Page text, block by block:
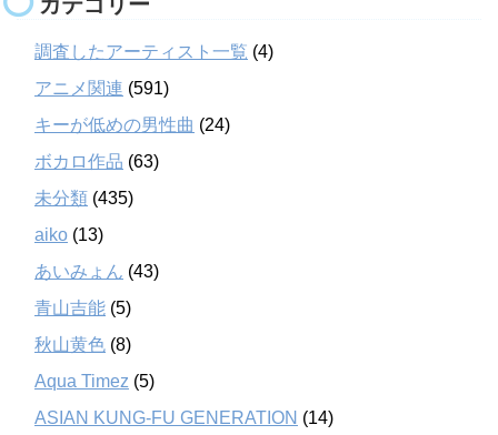
調査したアーティスト一覧 (4)
アニメ関連 (591)
キーが低めの男性曲 (24)
ボカロ作品 (63)
未分類 (435)
aiko (13)
あいみょん (43)
青山吉能 (5)
秋山黄色 (8)
Aqua Timez (5)
ASIAN KUNG-FU GENERATION (14)